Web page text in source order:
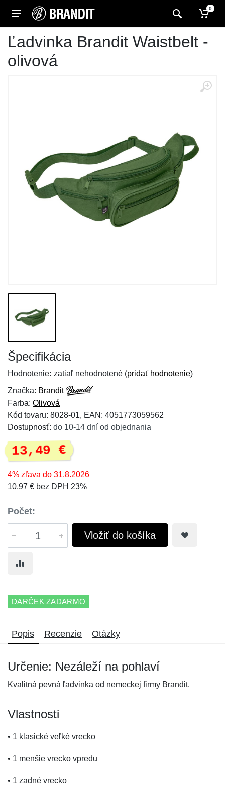
0
Ľadvinka Brandit Waistbelt -
olivová
Špecifikácia
Hodnotenie: zatiaľ nehodnotené (pridať hodnotenie)
Značka: Brandit
Farba: Olivová
Kód tovaru: 8028-01, EAN: 4051773059562
Dostupnosť: do 10-14 dní od objednania
13,49 €
4% zľava do 31.8.2026
10,97 € bez DPH 23%
Počet:
Vložiť do košíka
DARČEK ZADARMO
Popis Recenzie Otázky
Určenie: Nezáleží na pohlaví
Kvalitná pevná ľadvinka od nemeckej firmy Brandit.
Vlastnosti
• 1 klasické veľké vrecko
• 1 menšie vrecko vpredu
• 1 zadné vrecko